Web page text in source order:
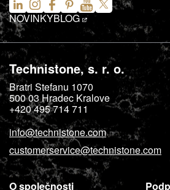
NOVINKYBLOG
Technistone, s. r. o.
Bratri Stefanu 1070
500 03Hradec Kralove
+420 495 714 711
info@technistone.com
customerservice@technistone.com
O společnosti